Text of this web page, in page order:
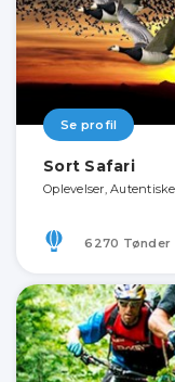
Se profil
Sort Safari
Oplevelser,
6270 Tønder